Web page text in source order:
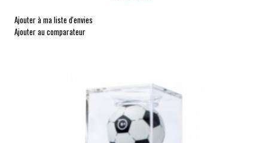
Ajouter à ma liste d'envies
Ajouter au comparateur